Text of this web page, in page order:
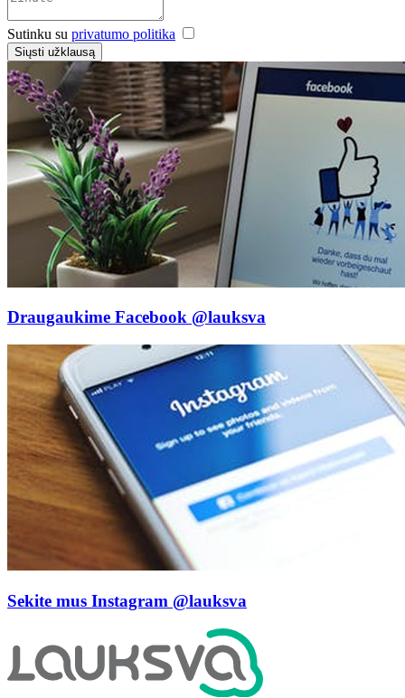
Sutinku su privatumo politika
Siųsti užklausą
Draugaukime Facebook @lauksva
Sekite mus Instagram @lauksva